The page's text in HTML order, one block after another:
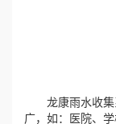
龙康雨水收集
广，如：医院、